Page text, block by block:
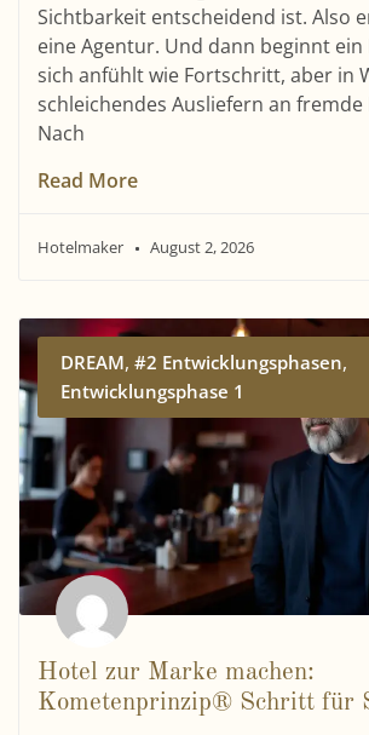
Sichtbarkeit entscheidend ist. Also
eine Agentur. Und dann beginnt
sich anfühlt wie Fortschritt, aber in
schleichendes Ausliefern an fremde
Nach
Read More
Hotelmaker August 2, 2026
DREAM,#2 Entwicklungsphasen,
Entwicklungsphase 1
Hotel zur Marke machen:
Kometenprinzip® Schritt für